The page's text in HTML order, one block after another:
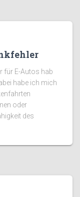
für E-Autos hab
habe ich mich
oder
des